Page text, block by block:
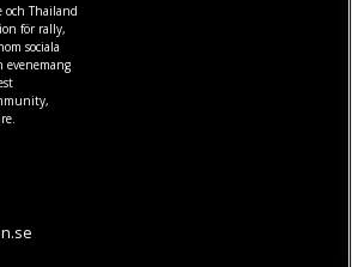
och Thailand
för rally,
sociala
evenemang